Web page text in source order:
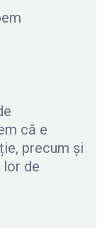
că e
precum și
lor de